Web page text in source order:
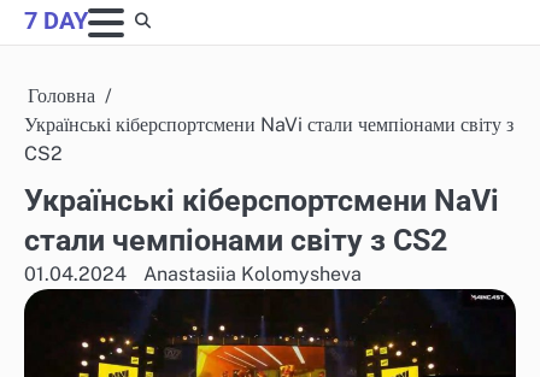
Skip
to
7 DAY
Головна
Українські кіберспортсмени NaVi стали чемпіонами світу з
CS2
Українські кіберспортсмени NaVi
стали чемпіонами світу з CS2
01.04.2024 Anastasiia Kolomysheva